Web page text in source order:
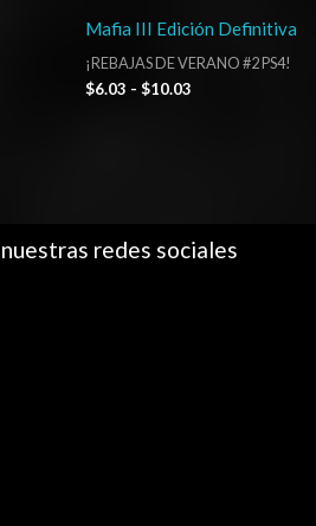
Mafia III Edición Definitiva
¡REBAJAS DE VERANO #2 PS4!
$6.03 - $10.03
redes sociales